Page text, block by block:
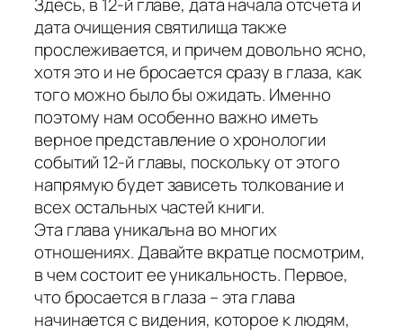
Здесь, в 12-й главе, дата начала отсчета и
дата очищения святилища также
прослеживается, и причем довольно ясно,
хотя это и не бросается сразу в глаза, как
того можно было бы ожидать. Именно
поэтому нам особенно важно иметь
верное представление о хронологии
событий 12-й главы, поскольку от этого
напрямую будет зависеть толкование и
всех остальных частей книги.
Эта глава уникальна во многих
отношениях. Давайте вкратце посмотрим,
в чем состоит ее уникальность. Первое,
что бросается в глаза – эта глава
начинается с видения, которое к людям,